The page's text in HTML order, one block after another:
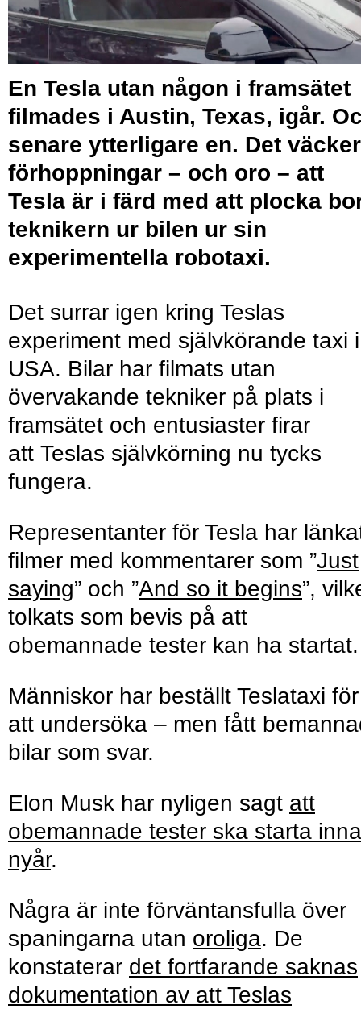
En Tesla utan någon i framsätet
filmades i Austin, Texas, igår.
senare ytterligare en. Det väcker
förhoppningar – och oro – att
Tesla är i färd med att plocka
teknikern ur bilen ur sin
experimentella robotaxi.
Det surrar igen kring Teslas
experiment med självkörande taxi i
USA. Bilar har filmats utan
övervakande tekniker på plats i
framsätet och entusiaster firar
att Teslas självkörning nu tycks
fungera.
Representanter för Tesla har
filmer med kommentarer som ”Just
saying” och ”And so it begins”,
tolkats som bevis på att
obemannade tester kan ha startat.
Människor har beställt Teslataxi för
att undersöka – men fått
bilar som svar.
Elon Musk har nyligen sagt att
obemannade tester ska starta
nyår.
Några är inte förväntansfulla över
spaningarna utan oroliga. De
konstaterar det fortfarande saknas
dokumentation av att Teslas